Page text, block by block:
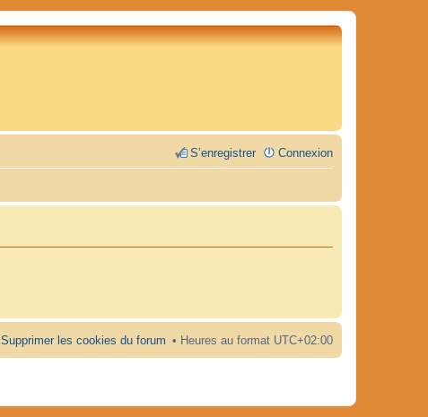
Connexion
S’enregistrer
Heures au format UTC+02:00
Supprimer les cookies du forum